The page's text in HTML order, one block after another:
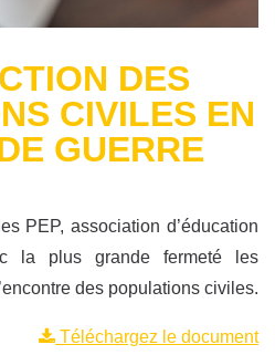
DES
CIVILES EN
GUERRE
PEP, association d’éducation
la plus grande fermeté les
des populations civiles.
Téléchargez le document